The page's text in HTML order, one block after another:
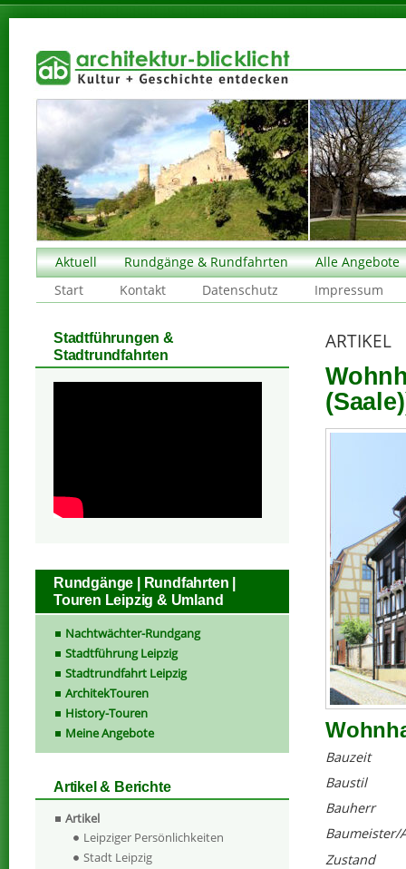
Aktuell Rundgänge & Rundfahrten
Alle Angebote
Start
Kontakt Datenschutz Impressum
ARTIKEL
Bauzeit
Baustil
Bauherr
Baumeister/
Zustand
Stadtführungen &
Stadtrundfahrten
Rundgänge | Rundfahrten |
Touren Leipzig & Umland
Nachtwächter-Rundgang
Stadtführung Leipzig
Stadtrundfahrt Leipzig
ArchitekTouren
History-Touren
Meine Angebote
Artikel & Berichte
Artikel
Leipziger Persönlichkeiten
Stadt Leipzig